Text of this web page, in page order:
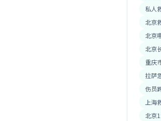
私人
北京
北京
北京
重庆
拉萨
伤员
上海
北京